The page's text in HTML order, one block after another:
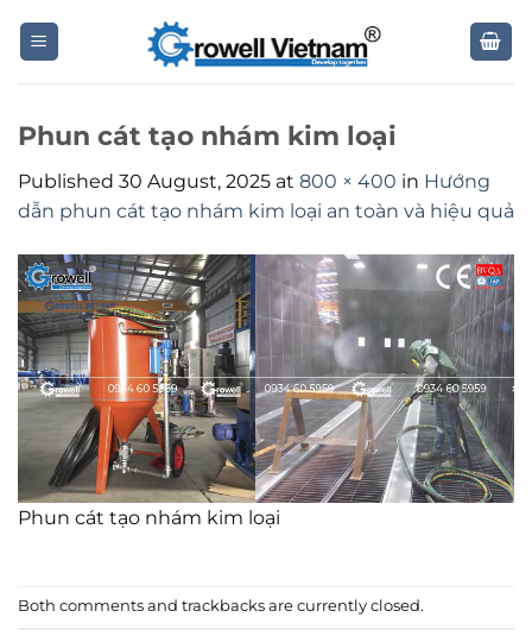
Phun cát tạo nhám kim loại
Published 30 August, 2025 at 800 × 400 in Hướng
dẫn phun cát tạo nhám kim loại an toàn và hiệu quả
Phun cát tạo nhám kim loại
Both comments and trackbacks are currently closed.